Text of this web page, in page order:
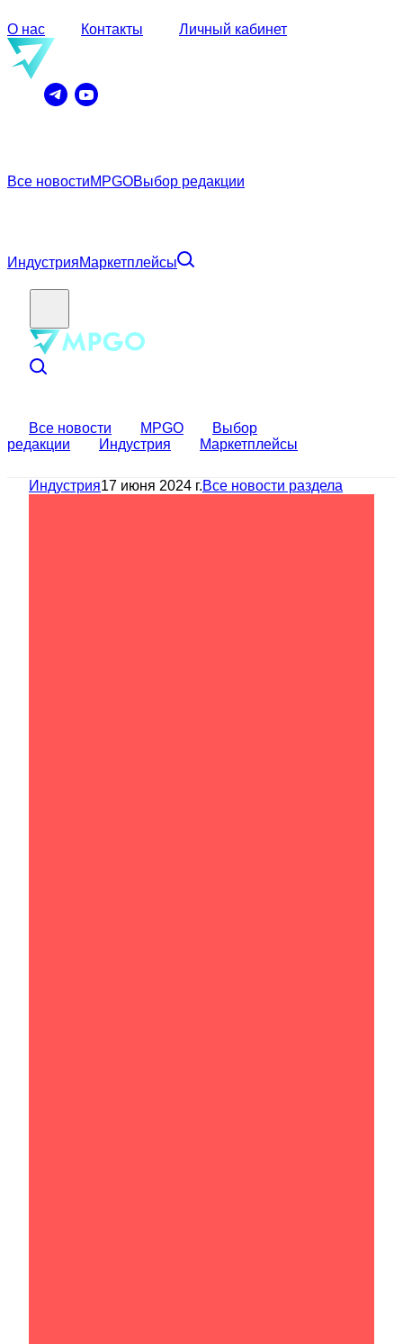
О нас Контакты Личный кабинет
Все новостиMPGOВыбор редакции
ИндустрияМаркетплейсы
Все новости MPGO
Выбор
редакции
Индустрия Маркетплейсы
Индустрия17 июня 2024 г.Все новости раздела